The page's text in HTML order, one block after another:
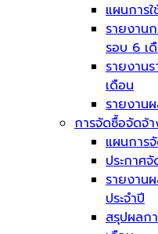
แผนการ
รายงาน
รอบ 6 เ
รายงาน
เดือน
รายงาน
การจัดซื้อจัดจ้
แผนการ
ประกาศ
รายงาน
ประจำปี
สรุปผลก